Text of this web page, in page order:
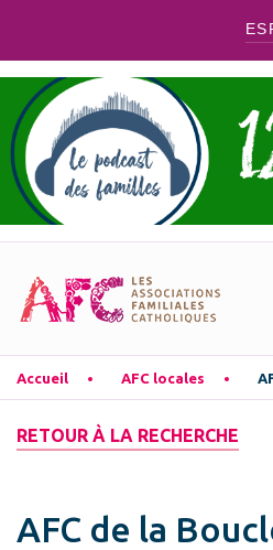
Accueil AFC locales
RETOUR À LA RECHERCHE
AFC de la